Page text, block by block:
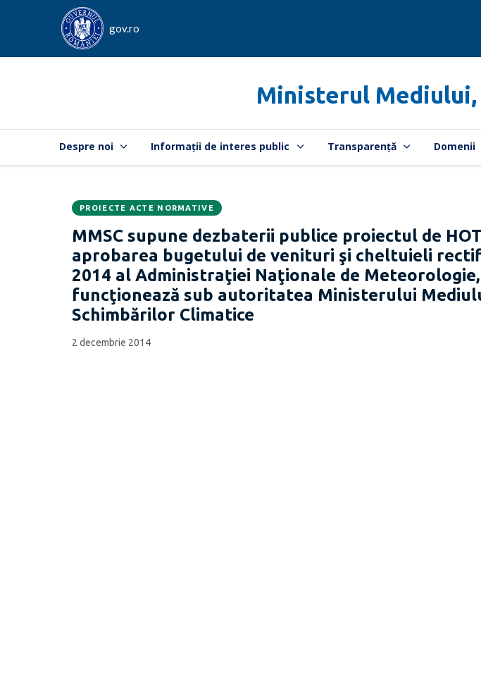
gov.ro
Ministerul
Despre noi Informații de interes public Transparență Domenii
CATEGORIA:
PROIECTE ACTE NORMATIVE
MMSC supune dezbaterii publice proiectul de
aprobarea bugetului de venituri şi cheltuieli
2014 al Administraţiei Naţionale de
funcţionează sub autoritatea Ministerului
Schimbărilor Climatice
Data
publicării:
2 decembrie 2014